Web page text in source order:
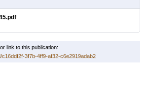
link to this publication:
3f7b-4ff9-af32-c6e2919adab2